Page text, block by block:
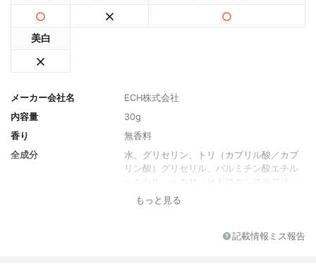
美白
メーカー会社名
ECH株式会社
内容量
30g
香り
無香料
全成分
水、グリセリン、トリ（カプリル酸／カプ
リン酸）グリセリル、パルミチン酸エチル
ヘキシル、ヘキサ（ヒドロキシステアリン
酸／ステアリン酸／ロジン酸）ジペンタエ
系細胞エクソソーム、ヒアルロン酸Na、加
もっと見る
記載情報ミス報告